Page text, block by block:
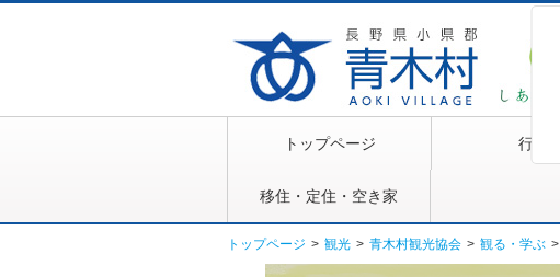
トップページ 行政
移住・定住・空き家
トップページ > 観光 > 青木村観光協会 > 観る・学ぶ >